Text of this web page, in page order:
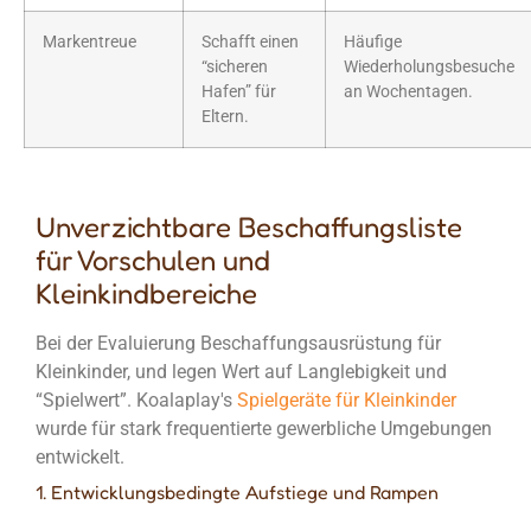
Markentreue
Schafft einen
“sicheren
Hafen” für
Eltern.
Häufige
Wiederholungsbesuche
an Wochentagen.
Unverzichtbare Beschaffungsliste
für Vorschulen und
Kleinkindbereiche
Bei der Evaluierung Beschaffungsausrüstung für
Kleinkinder, und legen Wert auf Langlebigkeit und
“Spielwert”. Koalaplay's Spielgeräte für Kleinkinder
wurde für stark frequentierte gewerbliche Umgebungen
entwickelt.
1. Entwicklungsbedingte Aufstiege und Rampen